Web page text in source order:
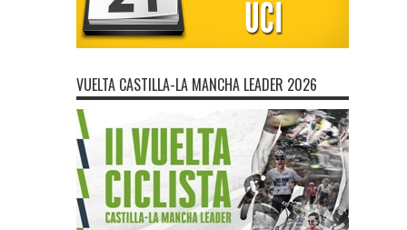
VUELTA CASTILLA-LA MANCHA LEADER 2026